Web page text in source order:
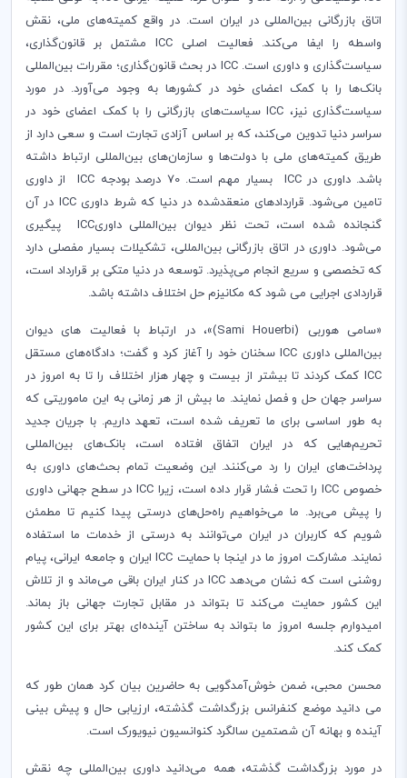
اتاق بازرگانی بین‌المللی در ایران است. در واقع کمیته‌های ملی، نقش
واسطه را ایفا می‌کند. فعالیت اصلی ICCمشتمل بر قانون‌گذاری،
سیاست‌گذاری و داوری است.ICC در بحث قانون‌گذاری؛ مقررات بین‌المللی
بانک‌ها را با کمک اعضای خود در کشورها به وجود می‌آورد. در مورد
سیاست‌گذاری نیز، ICC سیاست‌های بازرگانی را با کمک اعضای خود در
سراسر دنیا تدوین می‌کند، که بر اساس آزادی تجارت است و سعی دارد از
طریق کمیته‌های ملی با دولت‌ها و سازما‌ن‌های بین‌المللی ارتباط داشته
باشد. داوری در ICC بسیار مهم است. 70 درصد بودجه ICCاز داوری
تامین می‌شود. قراردادهای منعقدشده در دنیا که شرط داوری ICC در آن
گنجانده شده است، تحت نظر دیوان بین‌المللی داوریICC
پیگیری
می‌شود. داوری در اتاق بازرگانی بین‌المللی، تشکیلات بسیار مفصلی دارد
که تخصصی و سریع انجام می‌پذیرد. توسعه در دنیا متکی بر قرارداد است،
قراردادی اجرایی می شود که مکانیزم حل اختلاف داشته باشد.
«سامی هوربی‌ (Sami Houerbi)»،در ارتباط با فعالیت های دیوان
بین‌المللی داوری
سخنان خود را آغاز کرد و گفت؛ دادگاه‌های مستقل
ICC کمک کردند تا بیشتر از بیست و چهار هزار اختلاف را تا به امروز در
سراسر جهان حل و فصل نمایند. ما بیش از هر زمانی به این ماموریتی که
به طور اساسی برای ما تعریف شده است، تعهد داریم. با جریان جدید
تحریم‌هایی که در ایران اتفاق افتاده است، بانک‌های بین‌المللی
پرداخت‌های ایران را رد می‌کنند. این وضعیت تمام بحث‌های داوری به
خصوص ICCرا تحت فشار قرار داده است، زیرا ICCدر سطح جهانی داوری
را پیش می‌برد. ما می‌خواهیم راه‌حل‌های درستی پیدا کنیم تا مطمئن
شویم که کاربران در ایران می‌توانند به درستی از خدمات ما استفاده
نمایند. مشارکت امروز ما در اینجا با حمایت ICCایران و جامعه ایرانی، پیام
روشنی است که نشان می‌دهد ICC در کنار ایران باقی می‌ماند و از تلاش
این کشور حمایت می‌کند تا بتواند در مقابل تجارت جهانی باز بماند.
امیدوارم جلسه امروز ما بتواند به ساختن آینده‌ای بهتر برای این کشور
کمک کند.
محسن محبی، ضمن خوش‌آمدگویی به حاضرین بیان کرد همان طور که
می دانید موضع کنفرانس بزرگداشت گذشته، ارزیابی حال و پیش بینی
آینده و بهانه آن شصتمین سالگرد کنوانسیون نیویورک است.
در مورد بزرگداشت گذشته، همه می‌دانید داوری بین‌المللی چه نقش